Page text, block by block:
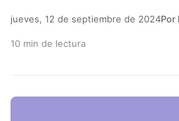
jueves, 12 de septiembre de 2024Por
10 min de lectura